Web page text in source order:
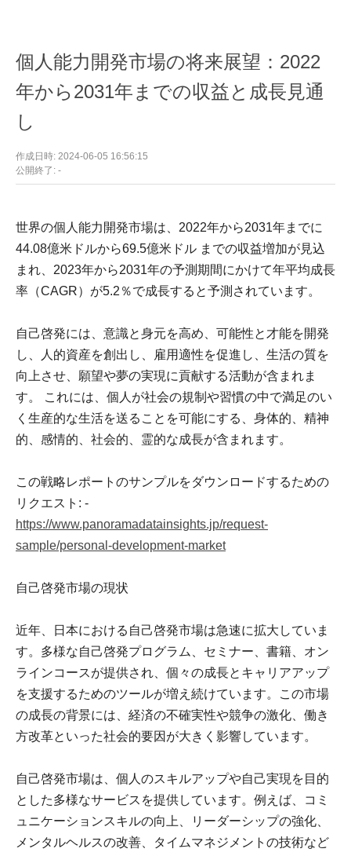
個人能力開発市場の将来展望：2022
年から2031年までの収益と成長見通
し
作成日時: 2024-06-05 16:56:15
公開終了: -
世界の個人能力開発市場は、2022年から2031年までに
44.08億米ドルから69.5億米ドル までの収益増加が見込
まれ、2023年から2031年の予測期間にかけて年平均成長
率（CAGR）が5.2％で成長すると予測されています。
自己啓発には、意識と身元を高め、可能性と才能を開発
し、人的資産を創出し、雇用適性を促進し、生活の質を
向上させ、願望や夢の実現に貢献する活動が含まれま
す。 これには、個人が社会の規制や習慣の中で満足のい
く生産的な生活を送ることを可能にする、身体的、精神
的、感情的、社会的、霊的な成長が含まれます。
この戦略レポートのサンプルをダウンロードするための
リクエスト: -
https://www.panoramadatainsights.jp/request-
sample/personal-development-market
自己啓発市場の現状
近年、日本における自己啓発市場は急速に拡大していま
す。多様な自己啓発プログラム、セミナー、書籍、オン
ラインコースが提供され、個々の成長とキャリアアップ
を支援するためのツールが増え続けています。この市場
の成長の背景には、経済の不確実性や競争の激化、働き
方改革といった社会的要因が大きく影響しています。
自己啓発市場は、個人のスキルアップや自己実現を目的
とした多様なサービスを提供しています。例えば、コミ
ュニケーションスキルの向上、リーダーシップの強化、
メンタルヘルスの改善、タイムマネジメントの技術など